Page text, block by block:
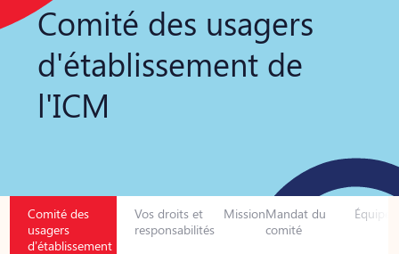
Comité des usagers
d'établissement de
l'ICM
Comité des
usagers
d’établissement
Vos droits et
responsabilités
MissionMandat du
comité
Équipe